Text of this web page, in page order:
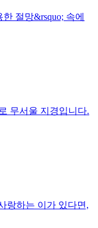
절망&rsquo; 속에
무서울 지경입니다.
랑하는 이가 있다면,